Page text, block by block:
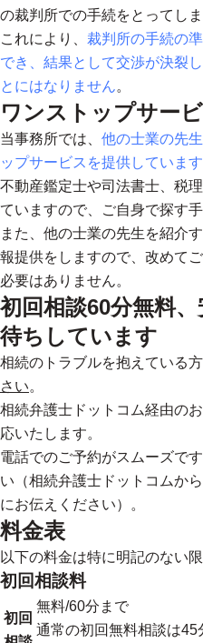
の裁判所での手続をとってしま
これにより、 裁判所の手続の
でき、結果として交渉が決裂
とにはなりません。
ワンストップサー
当事務所では、 他の士業の先
ップサービスを提供しています
不動産鑑定士や司法書士、税
ていますので、ご自身で探す
また、他の士業の先生を紹介
報提供をしますので、改めて
必要はありません。
初回相談60分無料
待ちしています
相続のトラブルを抱えている
さい。
相続弁護士ドットコム経由の
応いたします。
電話でのご予約がスムーズで
い（相続弁護士ドットコムか
にお伝えください）。
料金表
以下の料金は特に明記のない
初回相談料
初回
無料/60分まで
通常の初回無料相談は